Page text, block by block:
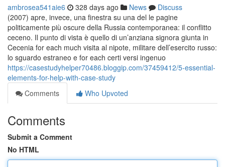
ambrosea541aie6 328 days ago News
Discuss
(2007) apre, invece, una finestra su una del le pagine
politicamente più oscure della Russia contemporanea: il conflitto
ceceno. Il punto di vista è quello di un’anziana signora giunta in
Cecenia for each much visita al nipote, militare dell’esercito russo:
lo sguardo estraneo e for each certi versi ingenuo
https://casestudyhelper70486.bloggip.com/37459412/5-essential-
elements-for-help-with-case-study
Comments
Who Upvoted
Comments
Submit a Comment
No HTML